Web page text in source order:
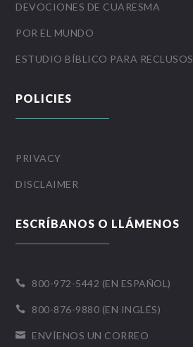
DEVOCIONES DE CUARESMA
POR EL MUNDO
ESTUDIO BÍBLICO PARA RECLUSOS
POLICIES
PRIVACY
DISCLAIMER
ESCRÍBANOS O LLÁMENOS
 800-972-5442 (EN ESPAÑOL)
 800-876-9880 (EN INGLÉS)
 ENVÍENOS UN CORREO